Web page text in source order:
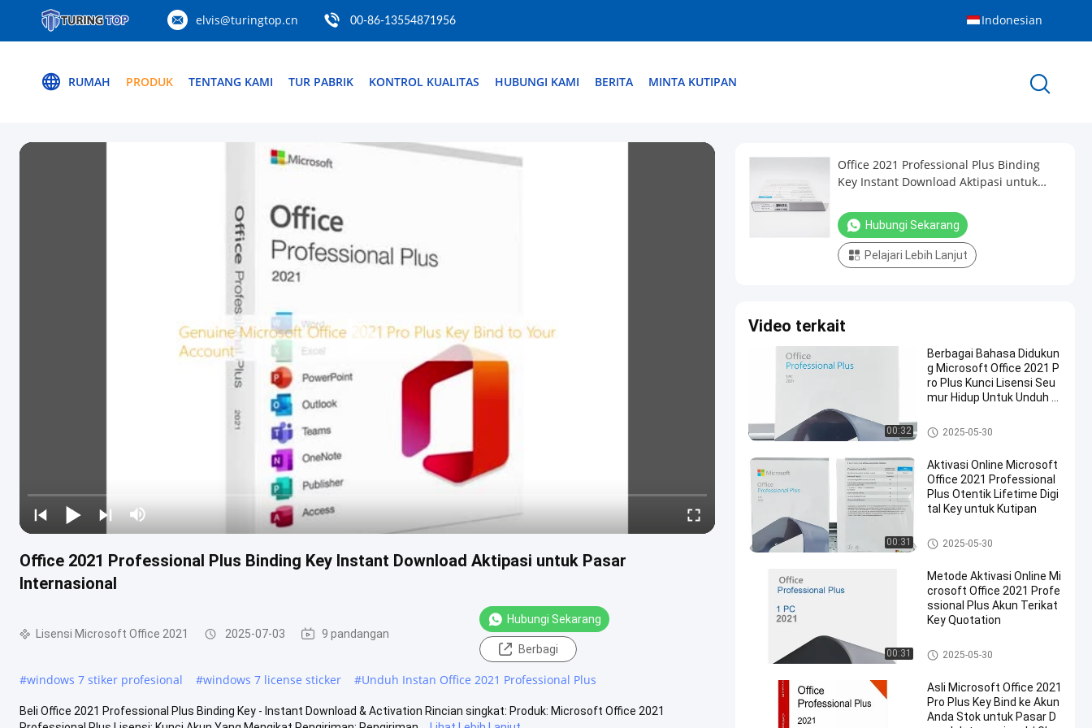
elvis@turingtop.cn 00-86-13554871956 Indonesian
RUMAH PRODUK TENTANG KAMI TUR PABRIK KONTROL KUALITAS HUBUNGI KAMI BERITA MINTA KUTIPAN
Office 2021 Professional Plus Binding Key Instant Download Aktipasi untuk Pasar
Internasional
Lisensi Microsoft Office 2021 2025-07-03 9 pandangan
Hubungi Sekarang
Berbagi
#windows 7 stiker profesional #windows 7 license sticker #Unduh Instan Office 2021 Professional Plus
Beli Office 2021 Professional Plus Binding Key - Instant Download & Activation Rincian singkat: Produk: Microsoft Office 2021
Office 2021 Professional Plus Binding
Key Instant Download Aktipasi untuk
Hubungi Sekarang
Pelajari Lebih Lanjut
Video terkait
00:32
Berbagai Bahasa Didukun
g Microsoft Office 2021 P
ro Plus Kunci Lisensi Seu
mur Hidup Untuk Unduh S
Lisensi Microsoft Office 2021
2025-05-30
00:31
Aktivasi Online Microsoft
Office 2021 Professional
Plus Otentik Lifetime Digi
tal Key untuk Kutipan
Lisensi Microsoft Office 2021
2025-05-30
00:31
Metode Aktivasi Online Mi
crosoft Office 2021 Profe
ssional Plus Akun Terikat
Key Quotation
Lisensi Microsoft Office 2021
2025-05-30
Asli Microsoft Office 2021
Pro Plus Key Bind ke Akun
Anda Stok untuk Pasar D